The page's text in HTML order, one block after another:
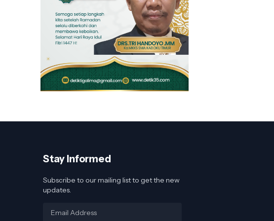
Stay Informed
Subscribe to our mailing list to get the new
updates.